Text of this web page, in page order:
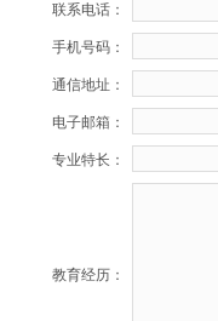
联系电话：
手机号码：
通信地址：
电子邮箱：
专业特长：
教育经历：